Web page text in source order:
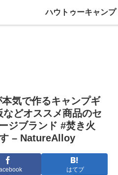
気で作るキャンプギ
どオススメ商品のセ
ジブランド #焚き火
– NatureAlloy
はてブ
ハウトゥーキャンプ